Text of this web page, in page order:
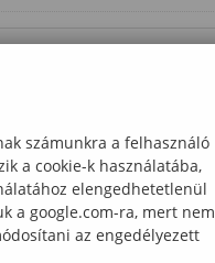
számunkra a felhasználó
a cookie-k használatába,
elengedhetetlenül
a google.com-ra, mert nem
az engedélyezett